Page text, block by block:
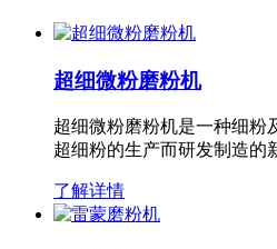
超细微粉磨粉机
超细微粉磨粉机是一种细粉
超细粉的生产而研发制造
了解详情